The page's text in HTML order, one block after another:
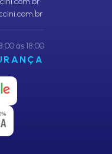
às 18:00